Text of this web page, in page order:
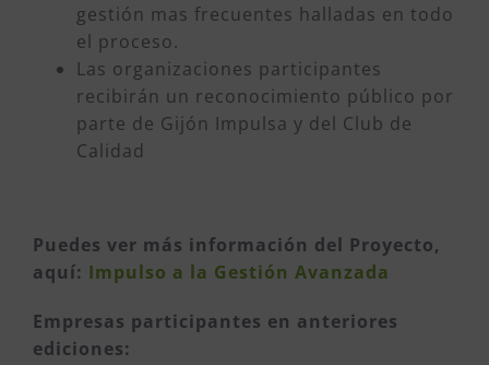
gestión mas frecuentes halladas en todo
el proceso.
Las organizaciones participantes
recibirán un reconocimiento público por
parte de Gijón Impulsa y del Club de
Calidad
Puedes ver más información del Proyecto,
aquí: Impulso a la Gestión Avanzada
Empresas participantes en anteriores
ediciones: